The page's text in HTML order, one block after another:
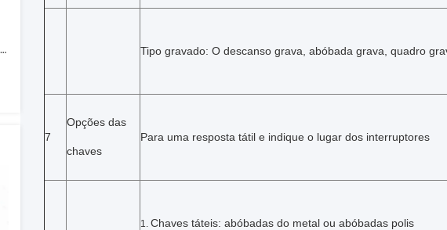
Tipo gravado: O descanso grava, abóbada grava, quadro
7
Opções das
chaves
Para uma resposta tátil e indique o lugar dos interruptores
1. Chaves táteis: abóbadas do metal ou abóbadas polis